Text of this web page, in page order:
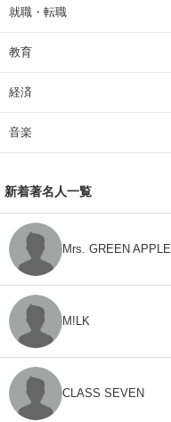
就職・転職
教育
経済
音楽
新着著名人一覧
Mrs. GREEN APPLE
M!LK
CLASS SEVEN